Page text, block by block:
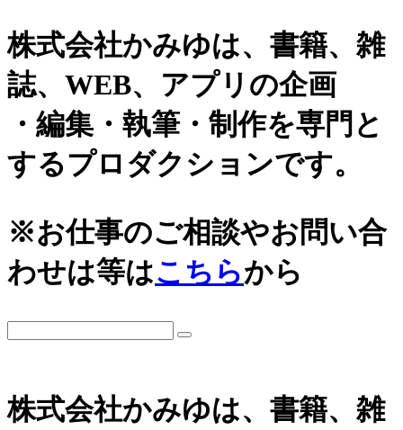
株式会社かみゆは、書籍、雑
誌、WEB、アプリの企画
・編集・執筆・制作を専門と
するプロダクションです。
※お仕事のご相談やお問い合
わせは等はこちらから
株式会社かみゆは、書籍、雑